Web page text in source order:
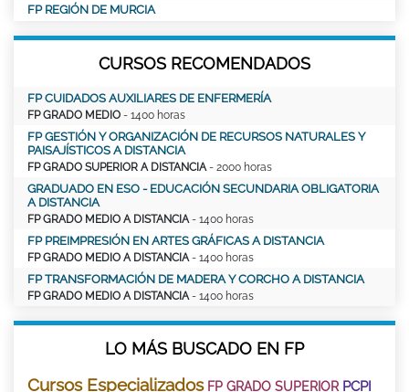
FP REGIÓN DE MURCIA
CURSOS RECOMENDADOS
FP CUIDADOS AUXILIARES DE ENFERMERÍA
FP GRADO MEDIO - 1400 horas
FP GESTIÓN Y ORGANIZACIÓN DE RECURSOS NATURALES Y
PAISAJÍSTICOS A DISTANCIA
FP GRADO SUPERIOR A DISTANCIA- 2000 horas
GRADUADO EN ESO - EDUCACIÓN SECUNDARIA OBLIGATORIA
A DISTANCIA
FP GRADO MEDIO A DISTANCIA- 1400 horas
FP PREIMPRESIÓN EN ARTES GRÁFICAS A DISTANCIA
FP GRADO MEDIO A DISTANCIA- 1400 horas
FP TRANSFORMACIÓN DE MADERA Y CORCHO A DISTANCIA
FP GRADO MEDIO A DISTANCIA- 1400 horas
LO MÁS BUSCADO EN FP
Cursos Especializados FP GRADO SUPERIOR PCPI